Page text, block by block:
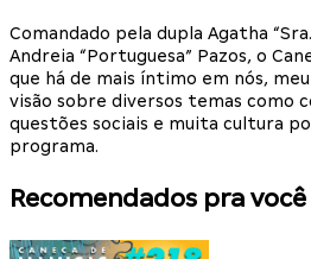
Comandado pela dupla Agatha
Andreia “Portuguesa” Pazos, o
que há de mais íntimo em nós,
visão sobre diversos temas como
questões sociais e muita cultura
programa.
Recomendados pra você